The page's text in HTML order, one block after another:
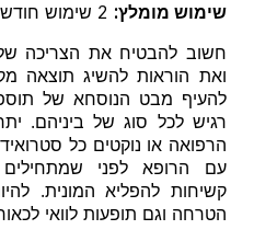
שימוש מומלץ:
חשוב להבטיח את הצריכה של
ואת הוראות להשיג תוצאה
להעיף מבט הנוסחא של
רגיש לכל סוג של ביניהם.
הרפואה או נוקטים כל
קשיחות להפליא המונית.
הטרחה וגם תופעות לוואי